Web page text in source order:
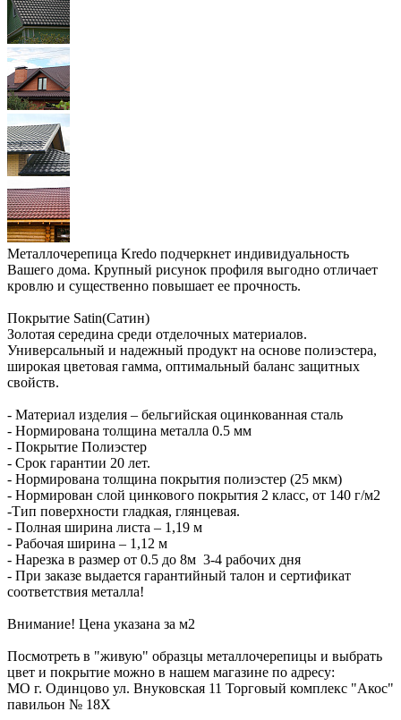
Металлочерепица Kredo подчеркнет индивидуальность
Вашего дома. Крупный рисунок профиля выгодно отличает
кровлю и существенно повышает ее прочность.
Покрытие Satin(Сатин)
Золотая середина среди отделочных материалов.
Универсальный и надежный продукт на основе полиэстера,
широкая цветовая гамма, оптимальный баланс защитных
свойств.
- Материал изделия – бельгийская оцинкованная сталь
- Нормирована толщина металла 0.5 мм
- Покрытие Полиэстер
- Срок гарантии 20 лет.
- Нормирована толщина покрытия полиэстер (25 мкм)
- Нормирован слой цинкового покрытия 2 класс, от 140 г/м2
-Тип поверхности гладкая, глянцевая.
- Полная ширина листа – 1,19 м
- Рабочая ширина – 1,12 м
- Нарезка в размер от 0.5 до 8м 3-4 рабочих дня
- При заказе выдается гарантийный талон и сертификат
соответствия металла!
Внимание! Цена указана за м2
Посмотреть в "живую" образцы металлочерепицы и выбрать
цвет и покрытие можно в нашем магазине по адресу:
МО г. Одинцово ул. Внуковская 11 Торговый комплекс "Акос"
павильон № 18Х